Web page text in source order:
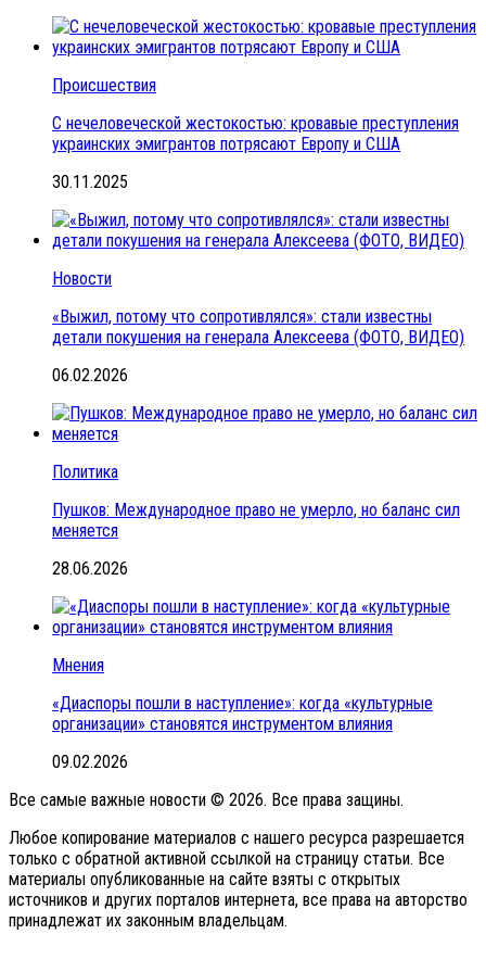
Происшествия
С нечеловеческой жестокостью: кровавые преступления
украинских эмигрантов потрясают Европу и США
30.11.2025
Новости
«Выжил, потому что сопротивлялся»: стали известны
детали покушения на генерала Алексеева (ФОТО, ВИДЕО)
06.02.2026
Политика
Пушков: Международное право не умерло, но баланс сил
меняется
28.06.2026
Мнения
«Диаспоры пошли в наступление»: когда «культурные
организации» становятся инструментом влияния
09.02.2026
Все самые важные новости © 2026. Все права защины.
Любое копирование материалов с нашего ресурса разрешается
только с обратной активной ссылкой на страницу статьи. Все
материалы опубликованные на сайте взяты с открытых
источников и других порталов интернета, все права на авторство
принадлежат их законным владельцам.